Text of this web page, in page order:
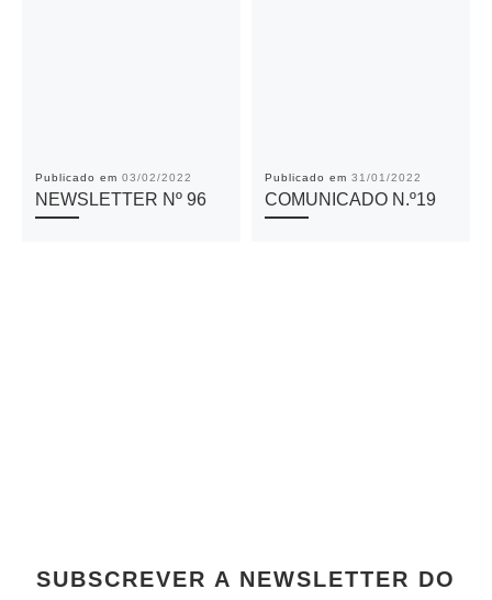
Publicado em 03/02/2022
NEWSLETTER Nº 96
Publicado em 31/01/2022
COMUNICADO N.º19
SUBSCREVER A NEWSLETTER DO